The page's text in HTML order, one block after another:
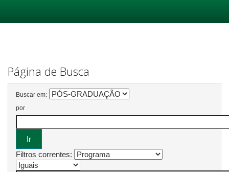
Página de Busca
Buscar em:
por
Filtros correntes: